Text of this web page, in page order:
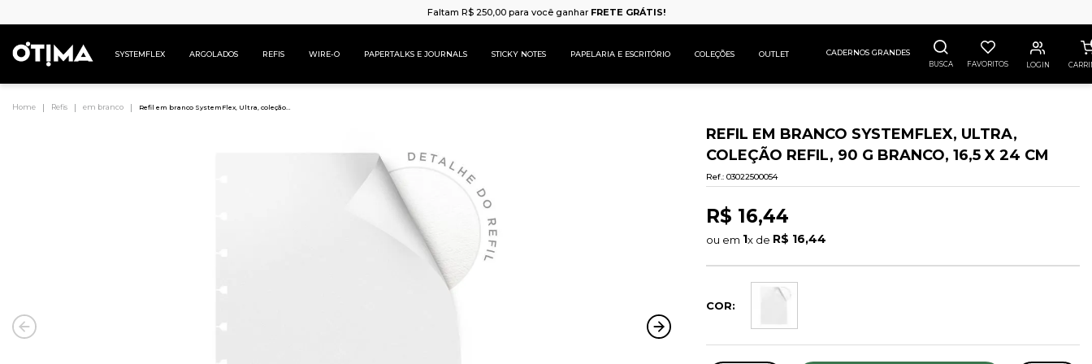
Faltam R$ 250,00para você ganhar FRETE GRÁTIS!
SYSTEMFLEX ARGOLADOS REFIS WIRE-O PAPERTALKS E JOURNALS STICKY NOTES PAPELARIA E ESCRITÓRIO COLEÇÕES OUTLET CADERNOS GRANDES
BUSCA FAVORITOS LOGIN
Refis em branco
Refil em branco SystemFlex, Ultra, coleção
REFIL EM BRANCO SYSTEMFLEX, ULTRA,
COLEÇÃO REFIL, 90 G BRANCO, 16,5 X 24 CM
Ref.: 03022500054
R$ 16,44
ou em 1x de R$ 16,44
COR